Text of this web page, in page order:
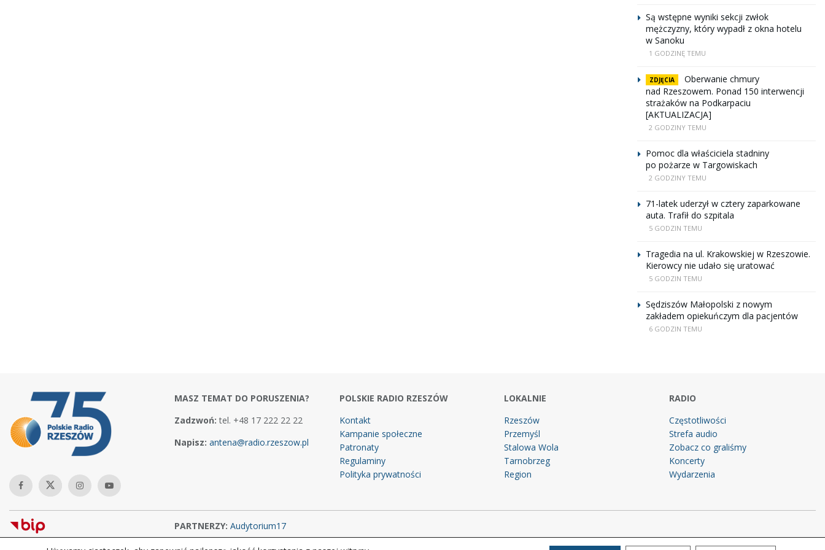
Są wstępne wyniki sekcji zwłok
mężczyzny, który wypadł z okna hotelu
w Sanoku
1 GODZINĘ TEMU
ZDJĘCIA
Oberwanie chmury
nad Rzeszowem. Ponad 150 interwencji
strażaków na Podkarpaciu
[AKTUALIZACJA]
2 GODZINY TEMU
Pomoc dla właściciela stadniny
po pożarze w Targowiskach
2 GODZINY TEMU
71-latek uderzył w cztery zaparkowane
auta. Trafił do szpitala
5 GODZIN TEMU
Tragedia na ul. Krakowskiej w Rzeszowie.
Kierowcy nie udało się uratować
5 GODZIN TEMU
Sędziszów Małopolski z nowym
zakładem opiekuńczym dla pacjentów
6 GODZIN TEMU
MASZ TEMAT DO PORUSZENIA?
Zadzwoń: tel. +48 17 222 22 22
Napisz: antena@radio.rzeszow.pl
POLSKIE RADIO RZESZÓW
Kontakt
Kampanie społeczne
Patronaty
Regulaminy
Polityka prywatności
LOKALNIE
Rzeszów
Przemyśl
Stalowa Wola
Tarnobrzeg
Region
RADIO
Częstotliwości
Strefa audio
Zobacz co graliśmy
Koncerty
Wydarzenia
PARTNERZY: Audytorium17